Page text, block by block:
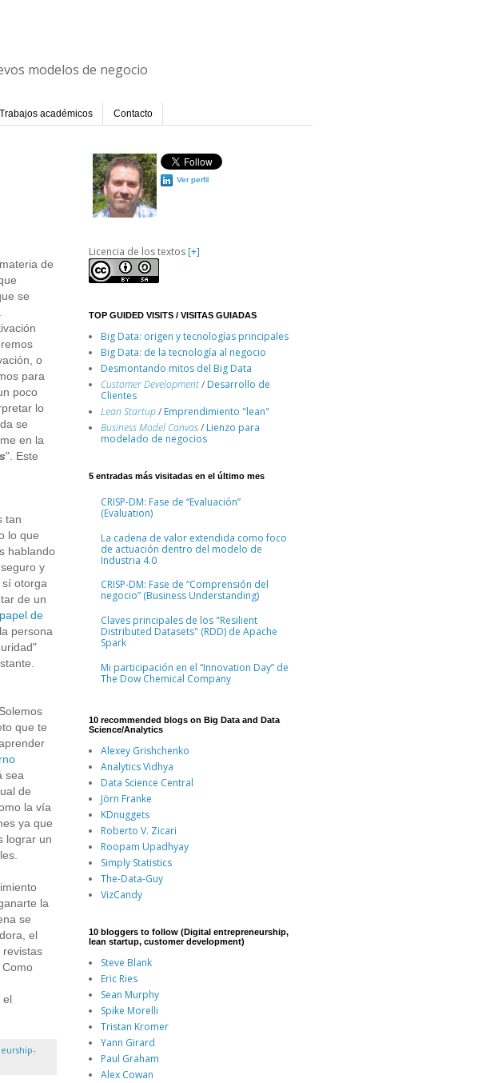
modelos de negocio
Trabajos académicos Contacto
de
se
o
para
poco
lo
se
en la
" Este
tan
lo que
hablando
y
otorga
de un
de
persona
que te
sea
de
la vía
ya que
lograr un
la
se
el
revistas
el
Ver perfil
Licencia de los textos [+]
TOP GUIDED VISITS / VISITAS GUIADAS
Big Data: origen y tecnologías principales
Big Data: de la tecnología al negocio
Desmontando mitos del Big Data
Customer Development/ Desarrollo de
Clientes
Lean Startup/ Emprendimiento "lean"
Business Model Canvas/ Lienzo para
modelado de negocios
5 entradas más visitadas en el último mes
CRISP-DM: Fase de “Evaluación”
(Evaluation)
La cadena de valor extendida como foco
de actuación dentro del modelo de
Industria 4.0
CRISP-DM: Fase de “Comprensión del
negocio” (Business Understanding)
Claves principales de los "Resilient
Distributed Datasets" (RDD) de Apache
Spark
Mi participación en el “Innovation Day” de
The Dow Chemical Company
10 recommended blogs on Big Data and Data
Science/Analytics
Alexey Grishchenko
Analytics Vidhya
Data Science Central
Jörn Franke
KDnuggets
Roberto V. Zicari
Roopam Upadhyay
Simply Statistics
The-Data-Guy
VizCandy
10 bloggers to follow (Digital entrepreneurship,
lean startup, customer development)
Steve Blank
Eric Ries
Sean Murphy
Spike Morelli
Tristan Kromer
Yann Girard
Paul Graham
Alex Cowan